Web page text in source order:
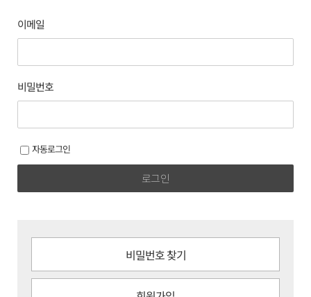
이메일
비밀번호
자동로그인
로그인
비밀번호 찾기